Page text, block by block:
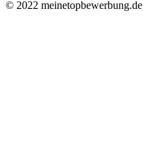
© 2022 meinetopbewerbung.de